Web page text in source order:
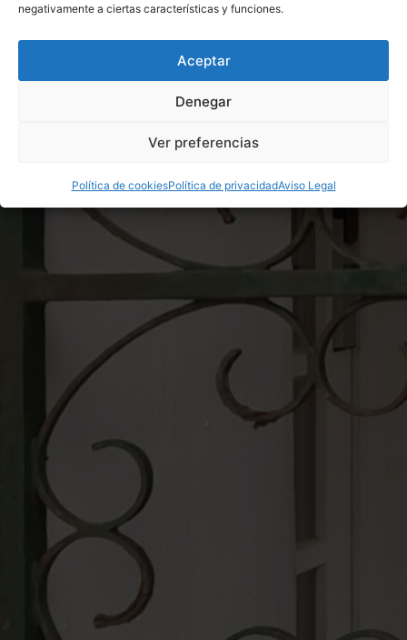
negativamente a ciertas características y funciones.
Aceptar
Denegar
Ver preferencias
Política de cookiesPolítica de privacidadAviso Legal